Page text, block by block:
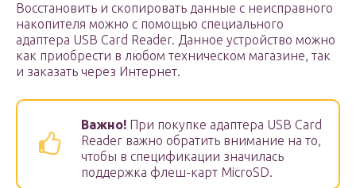
Восстановить и скопировать данные с неисправного
накопителя можно с помощью специального
адаптера USB Card Reader. Данное устройство можно
как приобрести в любом техническом магазине, так
и заказать через Интернет.
Важно! При покупке адаптера USB Card
Reader важно обратить внимание на то,
чтобы в спецификации значилась
поддержка флеш-карт MicroSD.